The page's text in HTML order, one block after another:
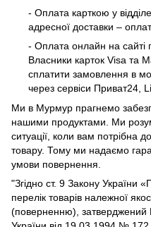
- Оплата карткою у
адресної доставки –
- Оплата онлайн на сайті
Власники карток Visa та
сплатити замовлення в
через сервіси Приват24,
Ми в Мурмур прагнемо
нашими продуктами. Ми
ситуації, коли вам потрібна
товару. Тому ми надаємо
умови повернення.
"Згідно ст. 9 Закону України
перелік товарів належної
(поверненню), затверджений